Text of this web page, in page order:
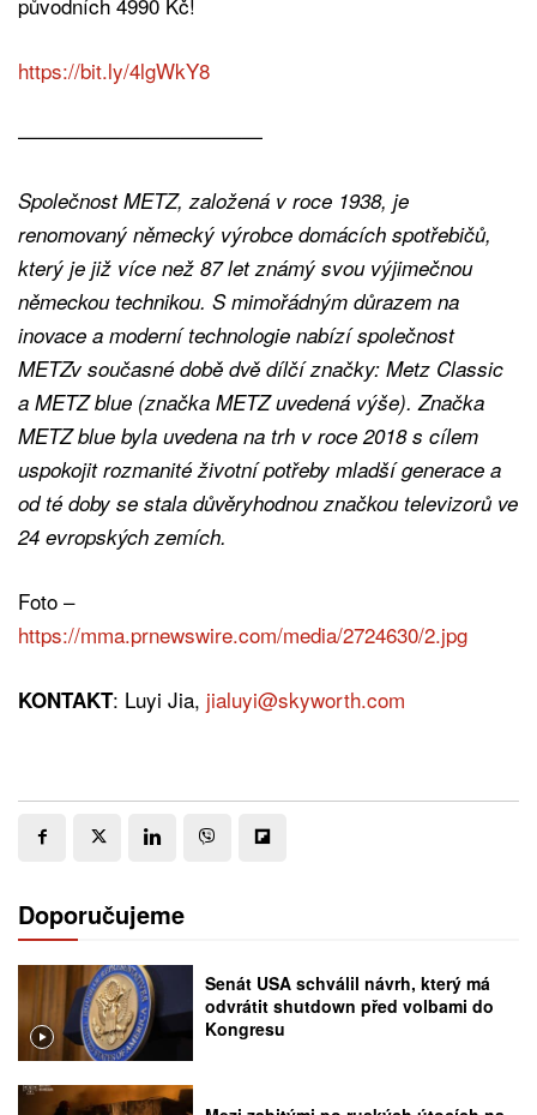
https://bit.ly/4lgWkY8
————————————
Společnost METZ, založená v roce 1938, je
renomovaný německý výrobce domácích spotřebičů,
který je již více než 87 let známý svou výjimečnou
německou technikou. S mimořádným důrazem na
inovace a moderní technologie nabízí společnost
METZv současné době dvě dílčí značky: Metz Classic
a METZ blue (značka METZ uvedená výše). Značka
METZ blue byla uvedena na trh v roce 2018 s cílem
uspokojit rozmanité životní potřeby mladší generace a
od té doby se stala důvěryhodnou značkou televizorů ve
24 evropských zemích.
Foto –
https://mma.prnewswire.com/media/2724630/2.jpg
KONTAKT: Luyi Jia, jialuyi@skyworth.com
Doporučujeme
Senát USA schválil návrh, který má
odvrátit shutdown před volbami do
Kongresu